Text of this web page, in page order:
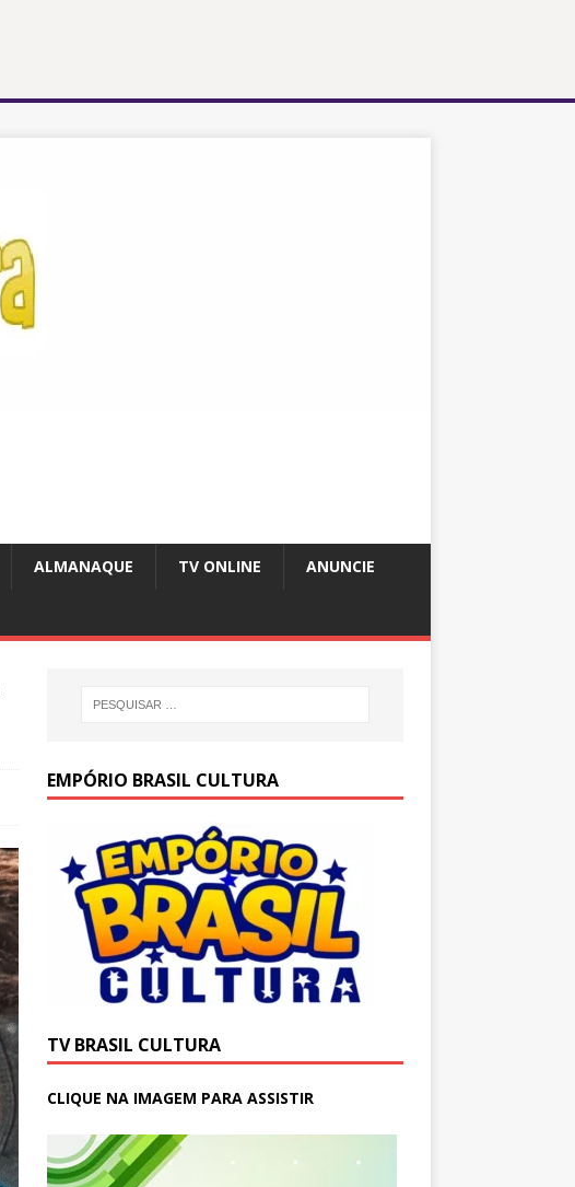
ALMANAQUE TV ONLINE ANUNCIE
EMPÓRIO BRASIL CULTURA
TV BRASIL CULTURA
CLIQUE NA IMAGEM PARA ASSISTIR